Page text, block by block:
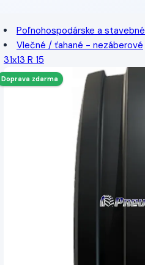
Poľnohospodárske a stavebné
Vlečné / ťahané - nezáberové
31x13 R 15
Doprava zdarma